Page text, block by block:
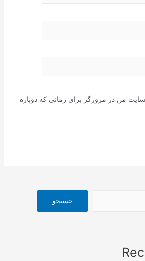
من در مرورگر برای زمانی که دوباره
جستجو